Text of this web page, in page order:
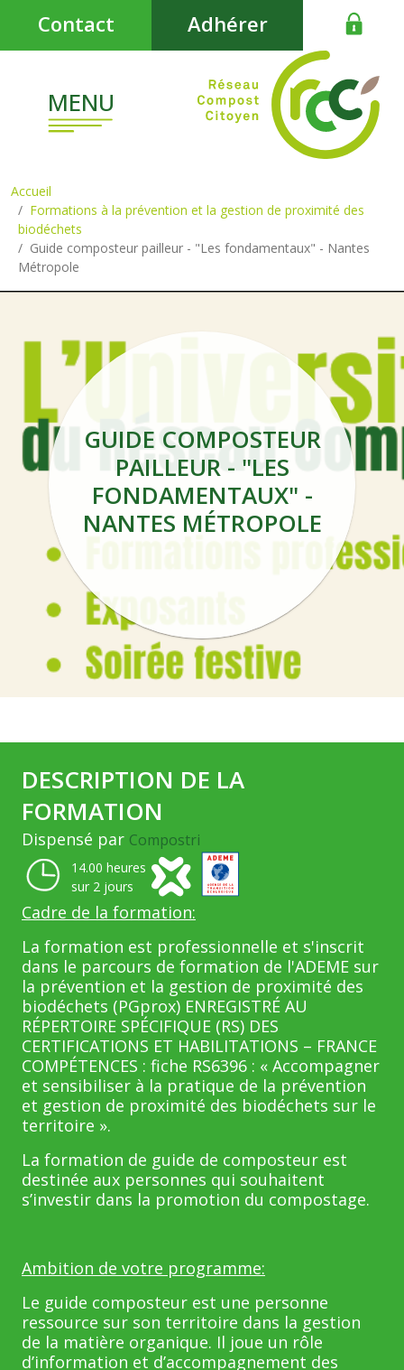
MENU
Contact Adhérer
Accueil
Formations à la prévention et la gestion de proximité des
biodéchets
Guide composteur pailleur - "Les fondamentaux" - Nantes
Métropole
GUIDE COMPOSTEUR
PAILLEUR - "LES
FONDAMENTAUX" -
NANTES MÉTROPOLE
DESCRIPTION DE LA
FORMATION
Dispensé par Compostri
14.00 heures
sur 2 jours
Cadre de la formation:
La formation est professionnelle et s'inscrit
dans le parcours de formation de l'ADEME sur
la prévention et la gestion de proximité des
biodéchets (PGprox) ENREGISTRÉ AU
RÉPERTOIRE SPÉCIFIQUE (RS) DES
CERTIFICATIONS ET HABILITATIONS – FRANCE
COMPÉTENCES : fiche RS6396 : « Accompagner
et sensibiliser à la pratique de la prévention
et gestion de proximité des biodéchets sur le
territoire ».
La formation de guide de composteur est
destinée aux personnes qui souhaitent
s’investir dans la promotion du compostage.
Ambition de votre programme:
Le guide composteur est une personne
ressource sur son territoire dans la gestion
de la matière organique. Il joue un rôle
d’information et d’accompagnement des